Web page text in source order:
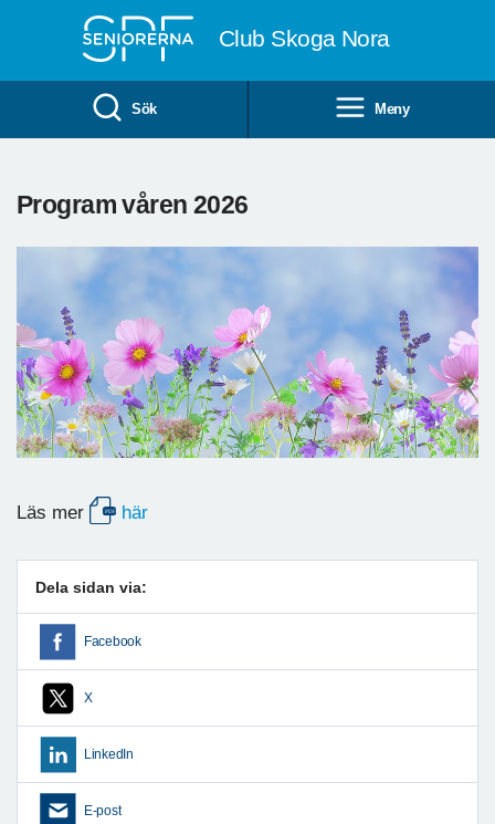
Club Skoga Nora
Sök Meny
Program våren 2026
Läs mer här
Dela sidan via:
Facebook
X
LinkedIn
E-post